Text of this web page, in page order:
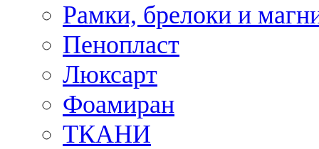
Рамки, брелоки и
Пенопласт
Люксарт
Фоамиран
ТКАНИ